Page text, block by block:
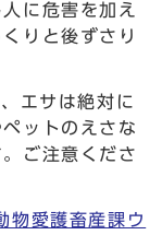
に危害を加え
りと後ずさり
エサは絶対に
ットのえさな
ご注意くださ
物愛護畜産課ウ